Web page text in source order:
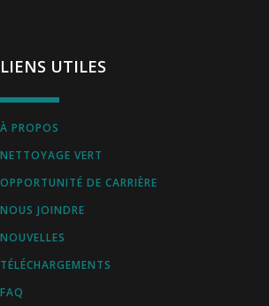
LIENS UTILES
À PROPOS
NETTOYAGE VERT
OPPORTUNITÉ DE CARRIÈRE
NOUS JOINDRE
NOUVELLES
TÉLÉCHARGEMENTS
FAQ